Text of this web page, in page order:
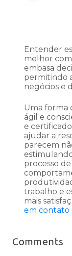
Entender
melhor
embasa
permitindo
negócios e
Uma forma
ágil e
e
ajudar a
parecem
processo
trabalho e
mais
em contato
Comments